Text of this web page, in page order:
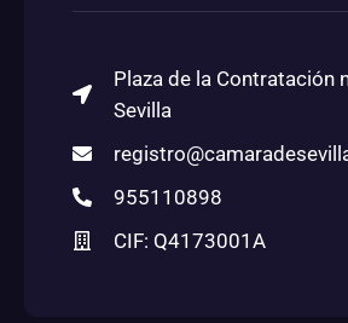
Plaza de la Contratación
Sevilla
955110898
CIF: Q4173001A